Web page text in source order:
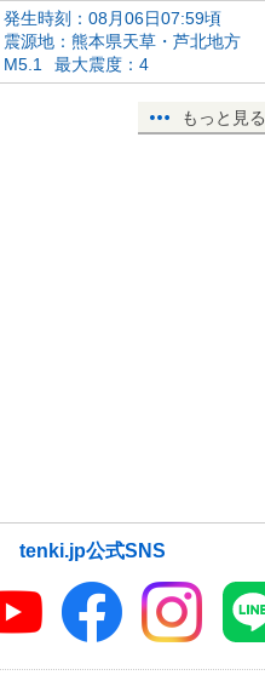
発生時刻：08月06日07:59頃
震源地：熊本県天草・芦北地方
M5.1
最大震度：4
もっと見る
tenki.jp公式SNS